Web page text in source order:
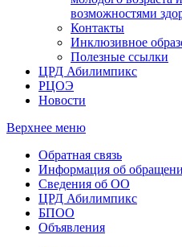
возможностями
Контакты
Инклюзивное
Полезные ссылки
ЦРД Абилимпикс
РЦОЭ
Новости
Верхнее меню
Обратная связь
Информация об
Сведения об ОО
ЦРД Абилимпикс
БПОО
Объявления